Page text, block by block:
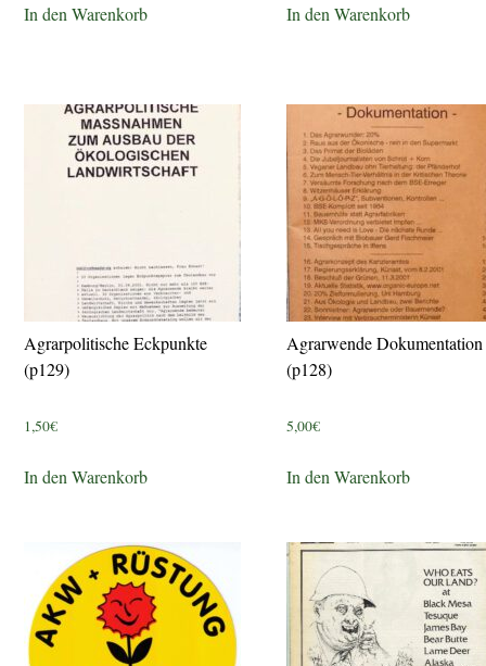
In den Warenkorb In den Warenkorb
Agrarpolitische Eckpunkte
(p129)
1,50€
In den Warenkorb
Agrarwende Dokumentation
(p128)
5,00€
In den Warenkorb